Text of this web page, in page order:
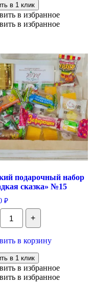
в 1 клик
в избранное
в избранное
подарочный набор
сказка» №15
₽
Количество
Детский
подарочный
+
в корзину
в 1 клик
в избранное
в избранное